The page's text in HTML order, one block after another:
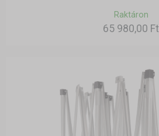
Raktáron
65 980,00 Ft